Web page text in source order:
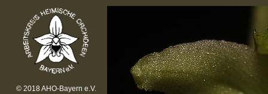
© 2018 AHO-Bayern e.V.